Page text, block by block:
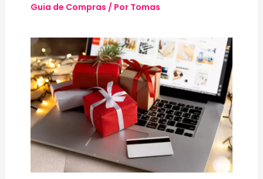
Guia de Compras / Por Tomas